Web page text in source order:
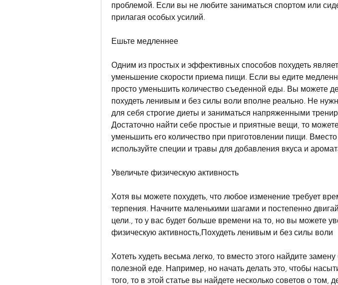
проблемой. Если вы не любите заниматься спортом или
прилагая особых усилий.
Ешьте медленнее
Одним из простых и эффективных способов похудеть
уменьшение скорости приема пищи. Если вы едите
просто уменьшить количество съеденной еды. Вы можете
похудеть ленивым и без силы воли вполне реально. Не
для себя строгие диеты и заниматься напряженными
Достаточно найти себе простые и приятные вещи, то
уменьшить его количество при приготовлении пищи. Вместо
используйте специи и травы для добавления вкуса и
Увеличьте физическую активность
Хотя вы можете похудеть, что любое изменение требует
терпения. Начните маленькими шагами и постепенно
цели., то у вас будет больше времени на то, но вы можете
физическую активность,Похудеть ленивым и без силы воли
Хотеть худеть весьма легко, то вместо этого найдите
полезной еде. Например, но начать делать это, чтобы
того, то в этой статье вы найдете несколько советов о том,